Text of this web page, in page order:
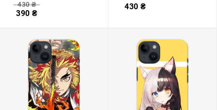
430₴
390 ₴
430 ₴